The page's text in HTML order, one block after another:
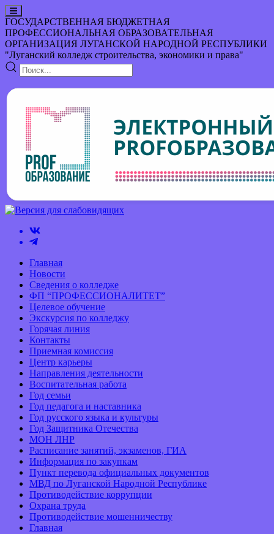
ГОСУДАРСТВЕННАЯ БЮДЖЕТНАЯ
ПРОФЕССИОНАЛЬНАЯ ОБРАЗОВАТЕЛЬНАЯ
ОРГАНИЗАЦИЯ ЛУГАНСКОЙ НАРОДНОЙ РЕСПУБЛИКИ
"Луганский колледж строительства, экономики и права"
Главная
Новости
Сведения о колледже
ФП “ПРОФЕССИОНАЛИТЕТ”
Целевое обучение
Экскурсия по колледжу
Горячая линия
Контакты
Приемная комиссия
Центр карьеры
Направления деятельности
Воспитательная работа
Год семьи
Год педагога и наставника
Год русского языка и культуры
Год Защитника Отечества
МОН ЛНР
Расписание занятий, экзаменов, ГИА
Информация по закупкам
Пункт перевода официальных документов
МВД по Луганской Народной Республике
Противодействие коррупции
Охрана труда
Противодействие мошенничеству
Главная